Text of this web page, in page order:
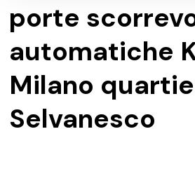
porte
automatiche
Milano
Selvanesco